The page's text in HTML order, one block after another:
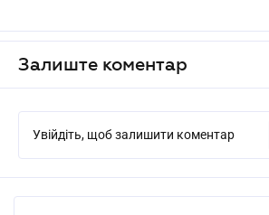
Залиште коментар
Увійдіть, щоб залишити коментар